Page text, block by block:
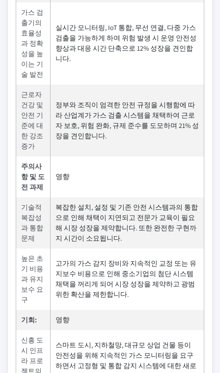
가스 검
출기의
효율성
과 정확
성을 높
이는 기
술 발전
실시간 모니터링, IoT 통합, 무선 연결, 다중 가스
검출을 가능하게 하여 위험 발생 시 운영 안전성
향상과 대응 시간 단축으로 12% 성장을 견인합
니다.
근로자
건강 및
안전 기
준에 대
한 강조
증가
정부와 조직이 엄격한 안전 규정을 시행함에 따
라 산업계가 가스 검출 시스템을 채택하여 근로
자 보호, 위험 완화, 규제 준수를 도모하며 21% 성
장을 견인합니다.
주의사
항 및 도
전 과제
영향
기술적
복잡성
과 통합
문제
복잡한 설치, 설정 및 기존 안전 시스템과의 통합
으로 인해 채택이 지연되고 전문가 교육이 필요
해 시장 성장을 제약합니다. 또한 완전한 구현까
지 시간이 소요됩니다.
높은 초
기 비용
과 유지
보수 요
구
고가의 가스 감지 장비와 지속적인 교정 또는 유
지보수 비용으로 인해 중소기업의 첨단 시스템
채택을 꺼리게 되어 시장 성장을 제약하고 광범
위한 확산을 제한합니다.
기회: 영향
신흥 도
시 인프
라 프로
젝트의
스마트 도시, 지하철망, 대규모 상업 건물 등이
안전성을 위해 지속적인 가스 모니터링을 요구
하면서 고정형 및 통합 감지 시스템에 대한 새로